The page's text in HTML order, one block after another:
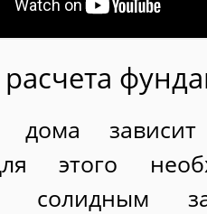
дома
этого
солидным